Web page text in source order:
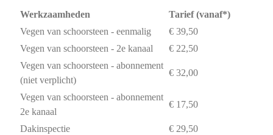
Werkzaamheden
Tarief (vanaf*)
Vegen van schoorsteen - eenmalig
€ 39,50
Vegen van schoorsteen - 2e kanaal
€ 22,50
Vegen van schoorsteen - abonnement
(niet verplicht)
€ 32,00
Vegen van schoorsteen - abonnement
2e kanaal
€ 17,50
Dakinspectie
€ 29,50